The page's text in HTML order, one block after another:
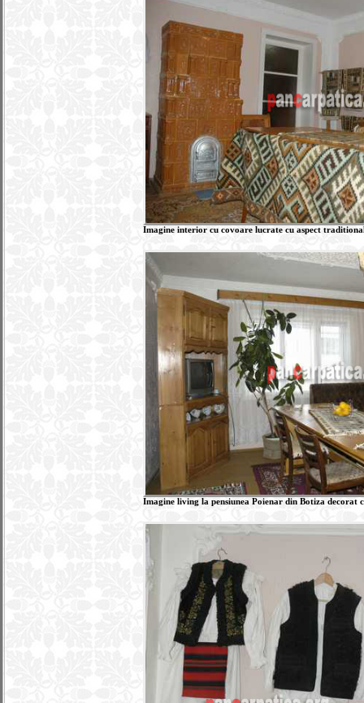
Imagine interior cu covoare lucrate cu aspect
Imagine living la pensiunea Poienar din Botiza decorat